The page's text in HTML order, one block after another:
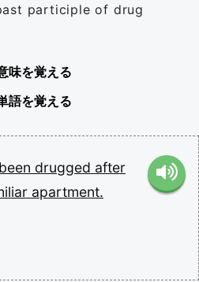
participle of drug
味を覚える
語を覚える
been drugged after
apartment.